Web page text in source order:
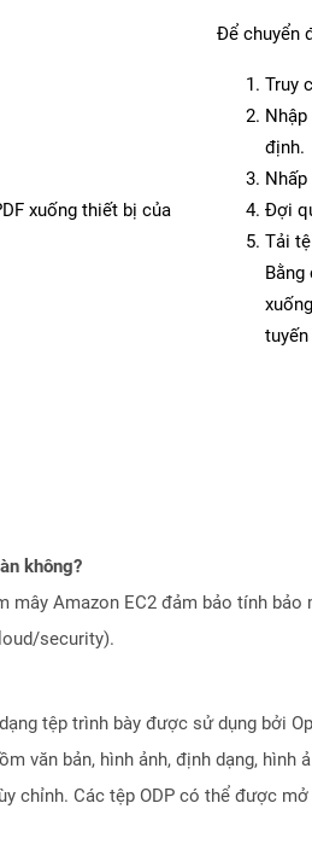
xuống thiết bị của
Để chuyển
Truy
định.
Đợi
Tải
không?
Amazon EC2 đảm bảo tính
security).
tệp trình bày được sử dụng bởi
văn bản, hình ảnh, định dạng,
chỉnh. Các tệp ODP có thể được